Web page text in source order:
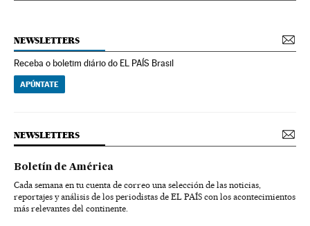
NEWSLETTERS
Receba o boletim diário do EL PAÍS Brasil
APÚNTATE
NEWSLETTERS
Boletín de América
Cada semana en tu cuenta de correo una selección de las noticias,
reportajes y análisis de los periodistas de EL PAÍS con los acontecimientos
más relevantes del continente.